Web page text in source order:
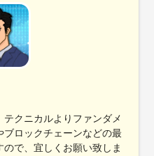
クニカルよりファンダメ
ブロックチェーンなどの最
で、宜しくお願い致しま